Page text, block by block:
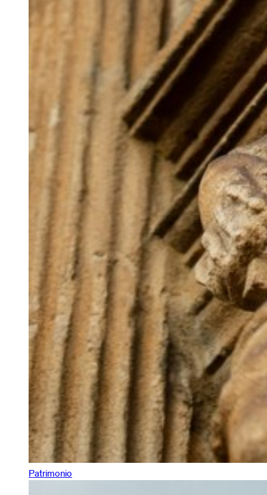
Patrimonio